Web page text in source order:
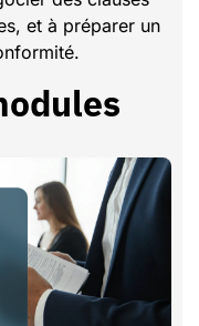
et à préparer un